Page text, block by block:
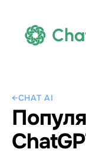
←CHAT AI